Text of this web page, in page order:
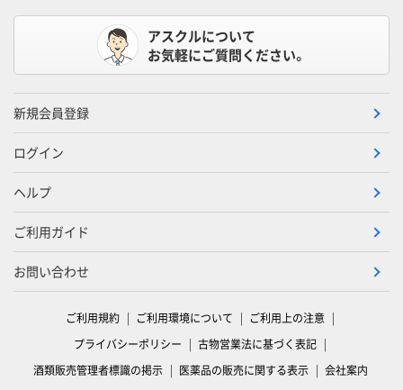
アスクルについて
お気軽にご質問ください。
新規会員登録
ログイン
ヘルプ
ご利用ガイド
お問い合わせ
ご利用規約 ご利用環境について
ご利用上の注意
プライバシーポリシー
古物営業法に基づく表記
酒類販売管理者標識の掲示
医薬品の販売に関する表示 会社案内